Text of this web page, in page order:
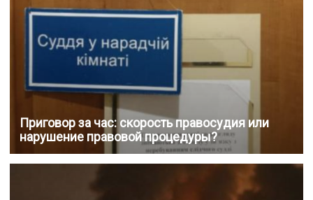
Приговор за час: скорость правосудия или
нарушение правовой процедуры?